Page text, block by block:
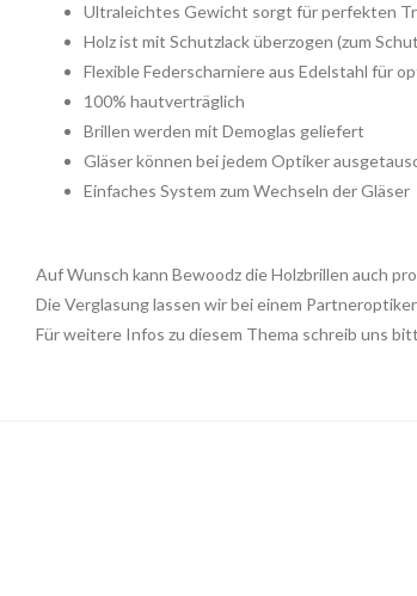
Ultraleichtes Gewicht sorgt für perfekten
Holz ist mit Schutzlack überzogen (zum
Flexible Federscharniere aus Edelstahl für
100% hautverträglich
Brillen werden mit Demoglas geliefert
Gläser können bei jedem Optiker
Einfaches System zum Wechseln der Gläser
Auf Wunsch kann Bewoodz die Holzbrillen auch
Die Verglasung lassen wir bei einem
Für weitere Infos zu diesem Thema schreib uns